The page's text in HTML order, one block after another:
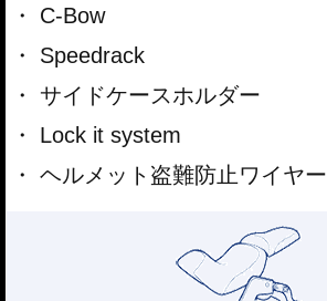
C-Bow
Speedrack
サイドケースホルダー
Lock it system
ヘルメット盗難防止ワイヤー